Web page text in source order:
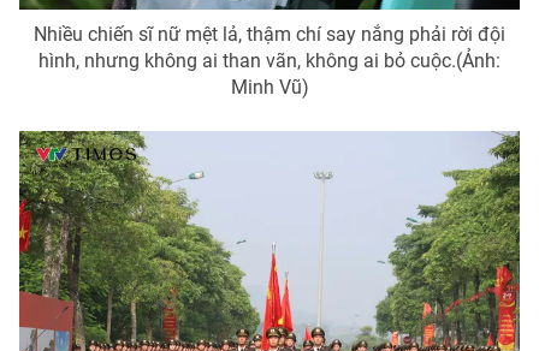
® Cấm sao chép dưới mọi hình thức nếu không có sự chấp
thuận bằng văn bản. Ghi rõ nguồn VTV.vn khi phát hành lại
Nhiều chiến sĩ nữ mệt lả, thậm chí say nắng phải rời đội
hình, nhưng không ai than vãn, không ai bỏ cuộc.(Ảnh:
Minh Vũ)